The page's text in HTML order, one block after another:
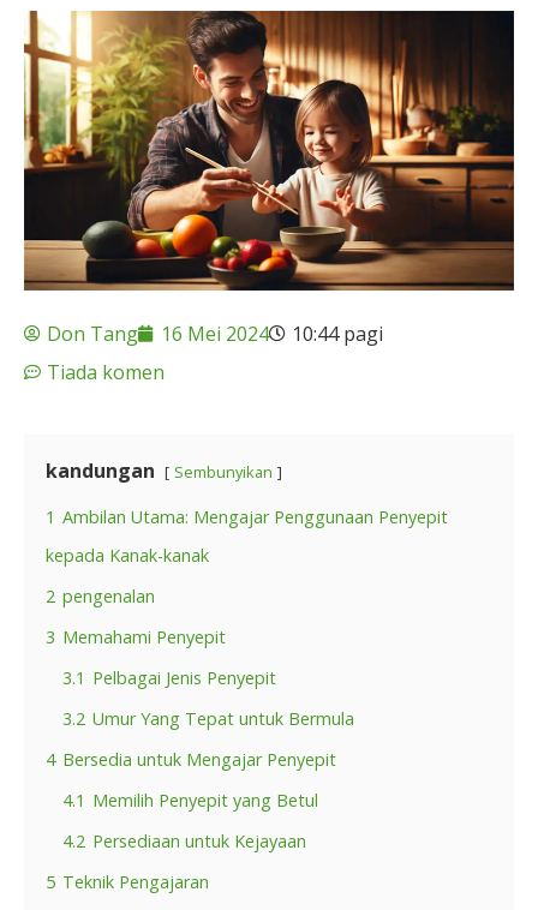
Don Tang 16 Mei 2024
10:44 pagi
Tiada komen
kandungan Sembunyikan
1 Ambilan Utama: Mengajar Penggunaan Penyepit
kepada Kanak-kanak
2 pengenalan
3 Memahami Penyepit
3.1 Pelbagai Jenis Penyepit
3.2 Umur Yang Tepat untuk Bermula
4 Bersedia untuk Mengajar Penyepit
4.1 Memilih Penyepit yang Betul
4.2 Persediaan untuk Kejayaan
5 Teknik Pengajaran